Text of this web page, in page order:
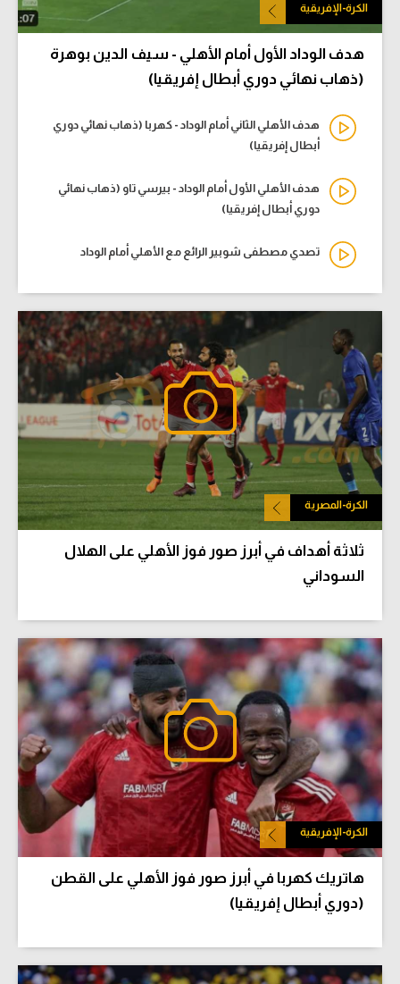
الكرة-الإفريقية
هدف الوداد الأول أمام الأهلي - سيف الدين بوهرة
(ذهاب نهائي دوري أبطال إفريقيا)
هدف الأهلي الثاني أمام الوداد - كهربا (ذهاب نهائي دوري
أبطال إفريقيا)
هدف الأهلي الأول أمام الوداد - بيرسي تاو (ذهاب نهائي
دوري أبطال إفريقيا)
تصدي مصطفى شوبير الرائع مع الأهلي أمام الوداد
الكرة-المصرية
ثلاثة أهداف في أبرز صور فوز الأهلي على الهلال
السوداني
الكرة-الإفريقية
هاتريك كهربا في أبرز صور فوز الأهلي على القطن
(دوري أبطال إفريقيا)